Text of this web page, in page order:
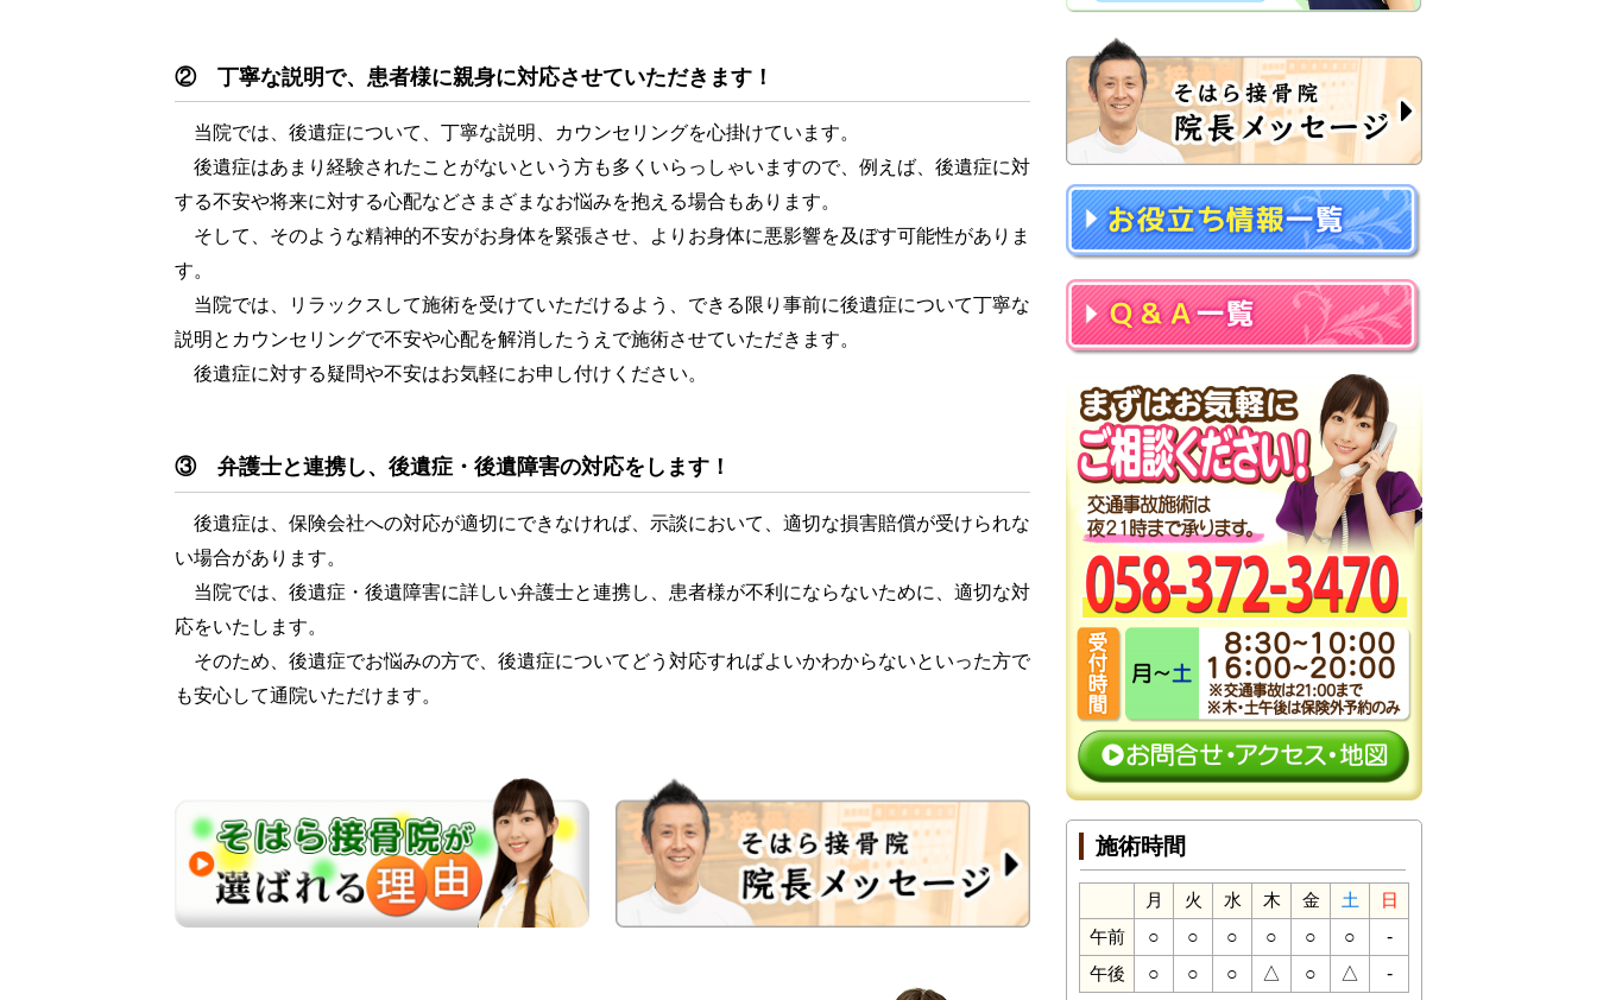
② 丁寧な説明で、患者様に親身に対応させていただきます！
当院では、後遺症について、丁寧な説明、カウンセリングを心掛けています。
後遺症はあまり経験されたことがないという方も多くいらっしゃいますので、例えば、後遺症に対
する不安や将来に対する心配などさまざまなお悩みを抱える場合もあります。
そして、そのような精神的不安がお身体を緊張させ、よりお身体に悪影響を及ぼす可能性がありま
す。
当院では、リラックスして施術を受けていただけるよう、できる限り事前に後遺症について丁寧な
説明とカウンセリングで不安や心配を解消したうえで施術させていただきます。
後遺症に対する疑問や不安はお気軽にお申し付けください。
③ 弁護士と連携し、後遺症・後遺障害の対応をします！
後遺症は、保険会社への対応が適切にできなければ、示談において、適切な損害賠償が受けられな
い場合があります。
当院では、後遺症・後遺障害に詳しい弁護士と連携し、患者様が不利にならないために、適切な対
応をいたします。
そのため、後遺症でお悩みの方で、後遺症についてどう対応すればよいかわからないといった方で
も安心して通院いただけます。
施術時間
月 火 水 木 金 土
日
午前
○ ○ ○ ○ ○ ○ -
午後 ○ ○ ○ △ ○ △
-